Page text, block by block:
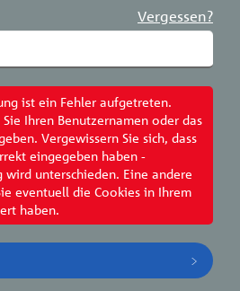
Vergessen?
ist ein Fehler aufgetreten.
Ihren Benutzernamen oder das
Vergewissern Sie sich, dass
eingegeben haben -
wird unterschieden. Eine andere
eventuell die Cookies in Ihrem
haben.